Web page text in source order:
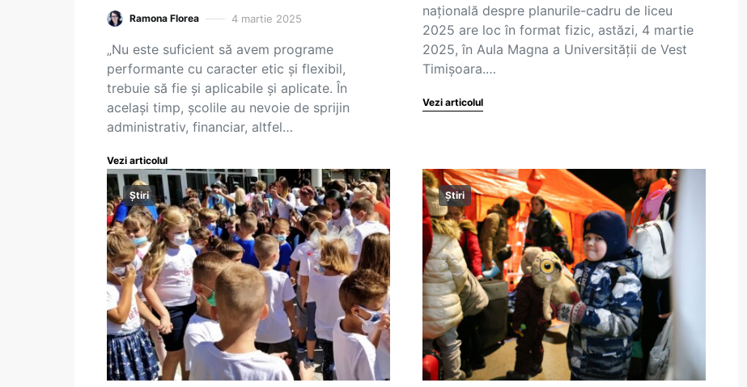
Ramona Florea 4 martie 2025
„Nu este suficient să avem programe
performante cu caracter etic și flexibil,
trebuie să fie și aplicabile și aplicate. În
același timp, școlile au nevoie de sprijin
administrativ, financiar, altfel…
Vezi articolul
națională despre planurile-cadru de liceu
2025 are loc în format fizic, astăzi, 4 martie
2025, în Aula Magna a Universității de Vest
Timișoara.…
Vezi articolul
Știri Știri